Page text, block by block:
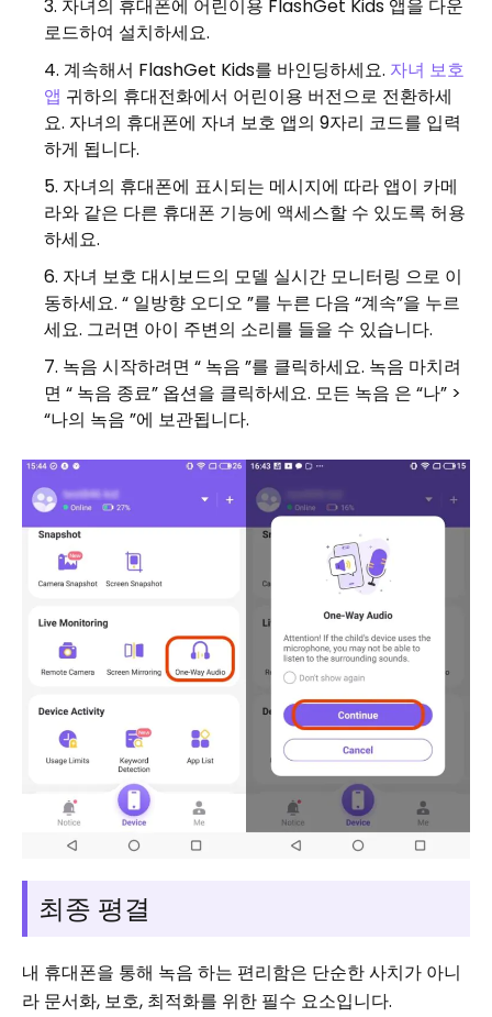
자녀의 휴대폰에 어린이용 FlashGet Kids 앱을 다운
로드하여 설치하세요.
계속해서 FlashGet Kids를 바인딩하세요. 자녀 보호
앱 귀하의 휴대전화에서 어린이용 버전으로 전환하세
요. 자녀의 휴대폰에 자녀 보호 앱의 9자리 코드를 입력
하게 됩니다.
자녀의 휴대폰에 표시되는 메시지에 따라 앱이 카메
라와 같은 다른 휴대폰 기능에 액세스할 수 있도록 허용
하세요.
자녀 보호 대시보드의 모델 실시간 모니터링 으로 이
동하세요. “ 일방향 오디오 ”를 누른 다음 “계속”을 누르
세요. 그러면 아이 주변의 소리를 들을 수 있습니다.
녹음 시작하려면 “ 녹음 ”를 클릭하세요. 녹음 마치려
면 “ 녹음 종료” 옵션을 클릭하세요. 모든 녹음 은 “나” >
“나의 녹음 ”에 보관됩니다.
최종 평결
내 휴대폰을 통해 녹음 하는 편리함은 단순한 사치가 아니
라 문서화, 보호, 최적화를 위한 필수 요소입니다.